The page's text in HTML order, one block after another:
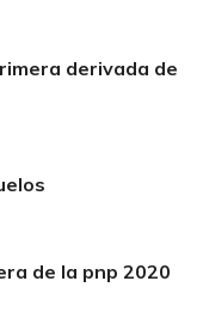
derivada de
de la pnp 2020